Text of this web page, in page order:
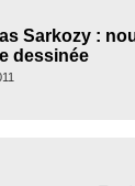
Sarkozy :
dessinée